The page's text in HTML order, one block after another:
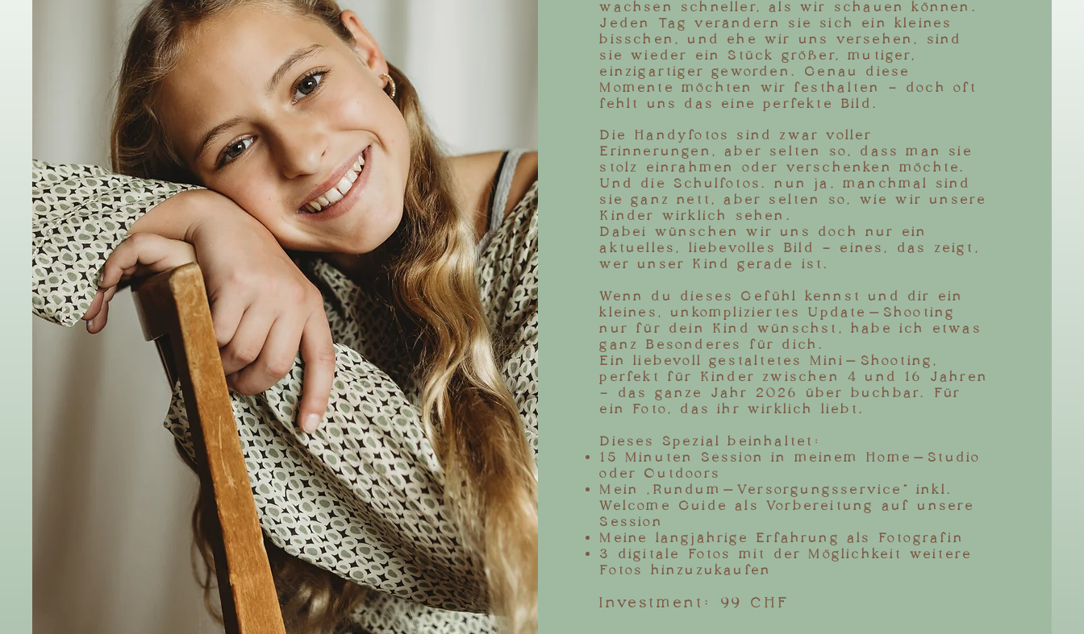
wachsen schneller, als wir schauen können.
Jeden Tag verändern sie sich ein kleines
bisschen, und ehe wir uns versehen, sind
sie wieder ein Stück größer, mutiger,
einzigartiger geworden. Genau diese
Momente möchten wir festhalten – doch oft
fehlt uns das eine perfekte Bild.
Die Handyfotos sind zwar voller
Erinnerungen, aber selten so, dass man sie
stolz einrahmen oder verschenken möchte.
Und die Schulfotos… nun ja, manchmal sind
sie ganz nett, aber selten so, wie wir unsere
Kinder wirklich sehen.
Dabei wünschen wir uns doch nur ein
aktuelles, liebevolles Bild – eines, das zeigt,
wer unser Kind gerade ist.
Wenn du dieses Gefühl kennst und dir ein
kleines, unkompliziertes Update-Shooting
nur für dein Kind wünschst, habe ich etwas
ganz Besonderes für dich.
Ein liebevoll gestaltetes Mini-Shooting,
perfekt für Kinder zwischen 4 und 16 Jahren
– das ganze Jahr 2026 über buchbar. Für
ein Foto, das ihr wirklich liebt.
Dieses Spezial beinhaltet:
15 Minuten Session in meinem Home-Studio
oder Outdoors
Mein „Rundum-Versorgungsservice“ inkl.
Welcome Guide als Vorbereitung auf unsere
Session
Meine langjährige Erfahrung als Fotografin
3 digitale Fotos mit der Möglichkeit weitere
Fotos hinzuzukaufen
Investment: 99 CHF